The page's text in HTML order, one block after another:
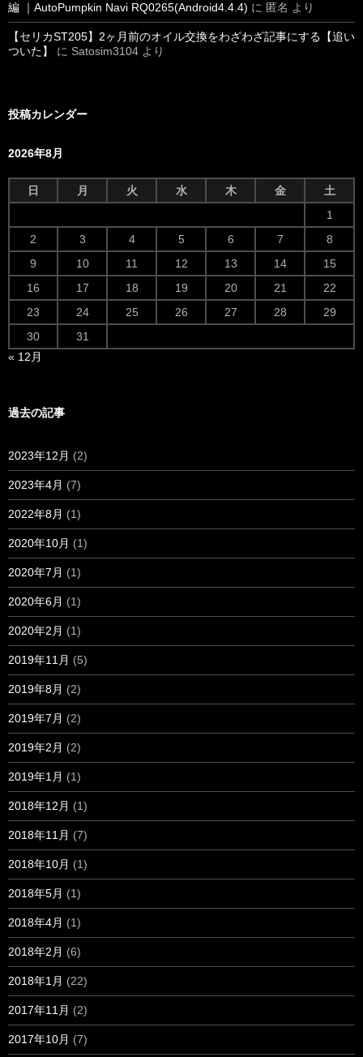
編 ｜AutoPumpkin Navi RQ0265(Android4.4.4) に 匿名 より
【セリカST205】2ヶ月前のオイル交換をわざわざ記事にする【追い
ついた】
に Satosim3104 より
投稿カレンダー
2026年8月
日 月 火 水 木 金
土
1
2
3 4 5 6 7
8
9
10 11 12 13 14
15
16
17 18 19 20 21
22
23
24 25 26 27 28
29
30
31
« 12月
過去の記事
2023年12月 (2)
2023年4月 (7)
2022年8月 (1)
2020年10月 (1)
2020年7月 (1)
2020年6月 (1)
2020年2月 (1)
2019年11月 (5)
2019年8月 (2)
2019年7月 (2)
2019年2月 (2)
2019年1月 (1)
2018年12月 (1)
2018年11月 (7)
2018年10月 (1)
2018年5月 (1)
2018年4月 (1)
2018年2月 (6)
2018年1月 (22)
2017年11月 (2)
2017年10月 (7)